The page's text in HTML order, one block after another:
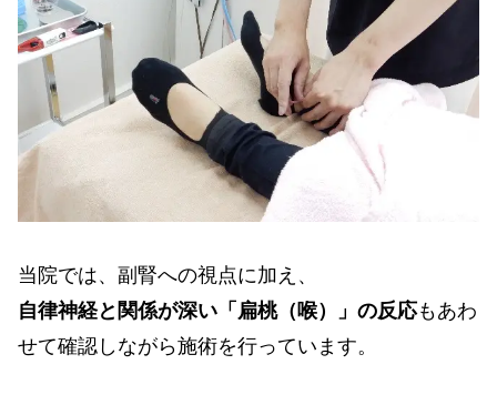
当院では、副腎への視点に加え、
自律神経と関係が深い「扁桃（喉）」の反応もあわ
せて確認しながら施術を行っています。